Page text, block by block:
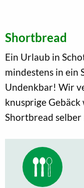
Shortbread
Ein Urlaub in
mindestens in ein
Undenkbar! Wir
knusprige
Shortbread selber